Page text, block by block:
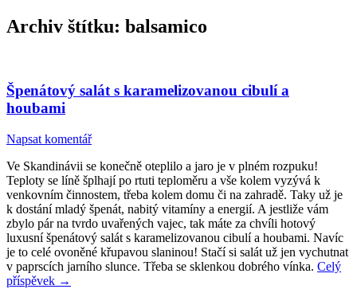
Archiv štítku: balsamico
Špenátový salát s karamelizovanou cibulí a
houbami
Napsat komentář
Ve Skandinávii se konečně oteplilo a jaro je v plném rozpuku!
Teploty se líně šplhají po rtuti teploměru a vše kolem vyzývá k
venkovním činnostem, třeba kolem domu či na zahradě. Taky už je
k dostání mladý špenát, nabitý vitamíny a energií. A jestliže vám
zbylo pár na tvrdo uvařených vajec, tak máte za chvíli hotový
luxusní špenátový salát s karamelizovanou cibulí a houbami. Navíc
je to celé ovoněné křupavou slaninou! Stačí si salát už jen vychutnat
v paprscích jarního slunce. Třeba se sklenkou dobrého vínka. Celý
příspěvek →